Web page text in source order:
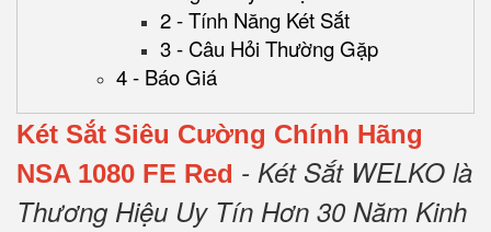
2 - Tính Năng Két Sắt
3 - Câu Hỏi Thường Gặp
4 - Báo Giá
Két Sắt Siêu Cường Chính Hãng
NSA 1080 FE Red - Két Sắt WELKO là
Thương Hiệu Uy Tín Hơn 30 Năm Kinh